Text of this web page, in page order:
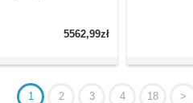
5562,99zł
1 2 3 4 18 >